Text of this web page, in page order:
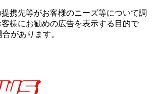
携先等がお客様のニーズ等について調
様にお勧めの広告を表⽰する⽬的で
があります。